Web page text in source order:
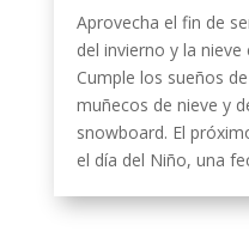
Aprovecha el fin de
del invierno y la
Cumple los sueños
muñecos de nieve y
snowboard. El
el día del Niño, una